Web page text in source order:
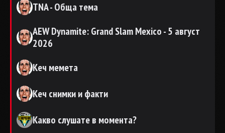
TNA - Обща тема
AEW Dynamite: Grand Slam Mexico - 5 август
2026
Кеч мемета
Кеч снимки и факти
Какво слушате в момента?